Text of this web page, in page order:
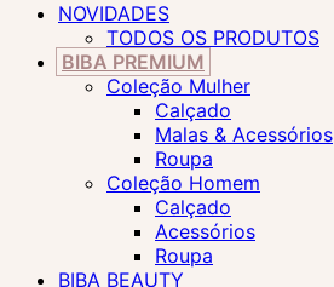
NOVIDADES
TODOS OS PRODUTOS
BIBA PREMIUM
Coleção Mulher
Calçado
Malas & Acessórios
Roupa
Coleção Homem
Calçado
Acessórios
Roupa
BIBA BEAUTY